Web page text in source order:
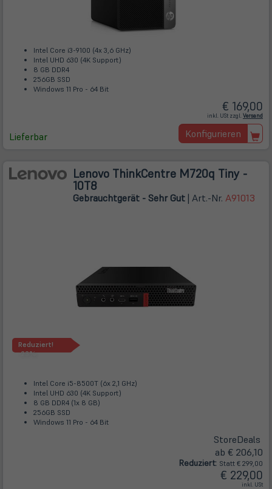
Intel Core i3-9100 (4x 3,6 GHz)
Intel UHD 630 (4K Support)
8 GB DDR4
256GB SSD
Windows 11 Pro - 64 Bit
Lieferbar
€ 169,00
inkl. USt zzgl. Versand
in
Konfigurieren
Lenovo ThinkCentre M720q Tiny -
10T8
Gebrauchtgerät - Sehr Gut | Art.-Nr. A91013
Reduziert!
-23%
Intel Core i5-8500T (6x 2,1 GHz)
Intel UHD 630 (4K Support)
8 GB DDR4 (1x 8 GB)
256GB SSD
Windows 11 Pro - 64 Bit
StoreDeals
ab € 206,10
Reduziert: Statt € 299,00
€ 229,00
inkl. USt